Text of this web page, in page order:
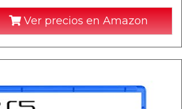
Ver precios en Amazon